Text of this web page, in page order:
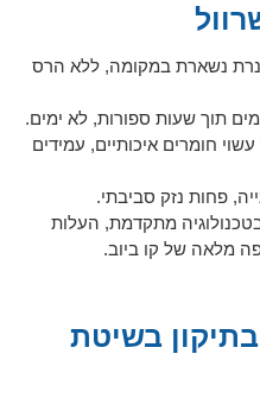
נשארת במקומה, ללא הרס
תוך שעות ספורות, לא ימים.
חומרים איכותיים, עמידים
פחות נזק סביבתי.
מתקדמת, העלות
מלאה של קו ביוב.
בשיטת